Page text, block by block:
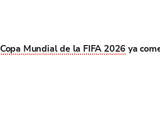
Copa Mundial de la FIFA 2026 ya